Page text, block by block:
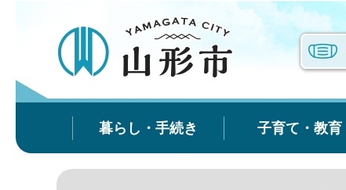
暮らし・手続き 子育て・教育